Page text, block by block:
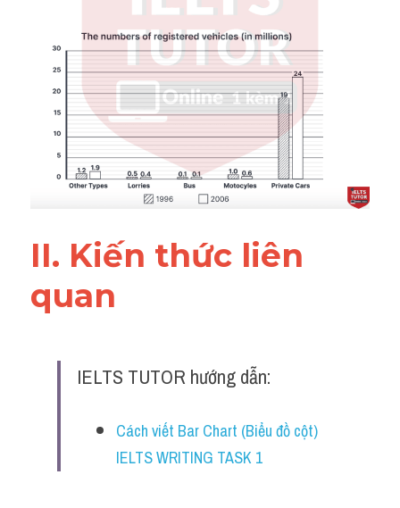
Đề thi IELTS thật
Advice
IELTS Advice
Đề thi thật Task 2
Speaking
Writing
Business
II. Kiến thức liên
quan
IELTS TUTOR hướng dẫn:
Cách viết Bar Chart (Biểu đồ cột)
IELTS WRITING TASK 1